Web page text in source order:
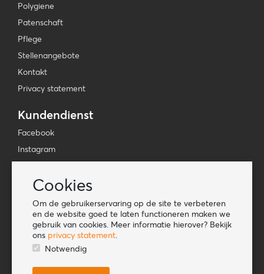
Cookies
Om de gebruikerservaring op de site te verbeteren
en de website goed te laten functioneren maken we
gebruik van cookies. Meer informatie hierover? Bekijk
ons privacy statement.
Notwendig
Polygiene
Patenschaft
Pflege
Stellenangebote
Kontakt
Privacy statement
Kundendienst
Facebook
Instagram
TikTok
Informationen
Lookbook
Become a retailer